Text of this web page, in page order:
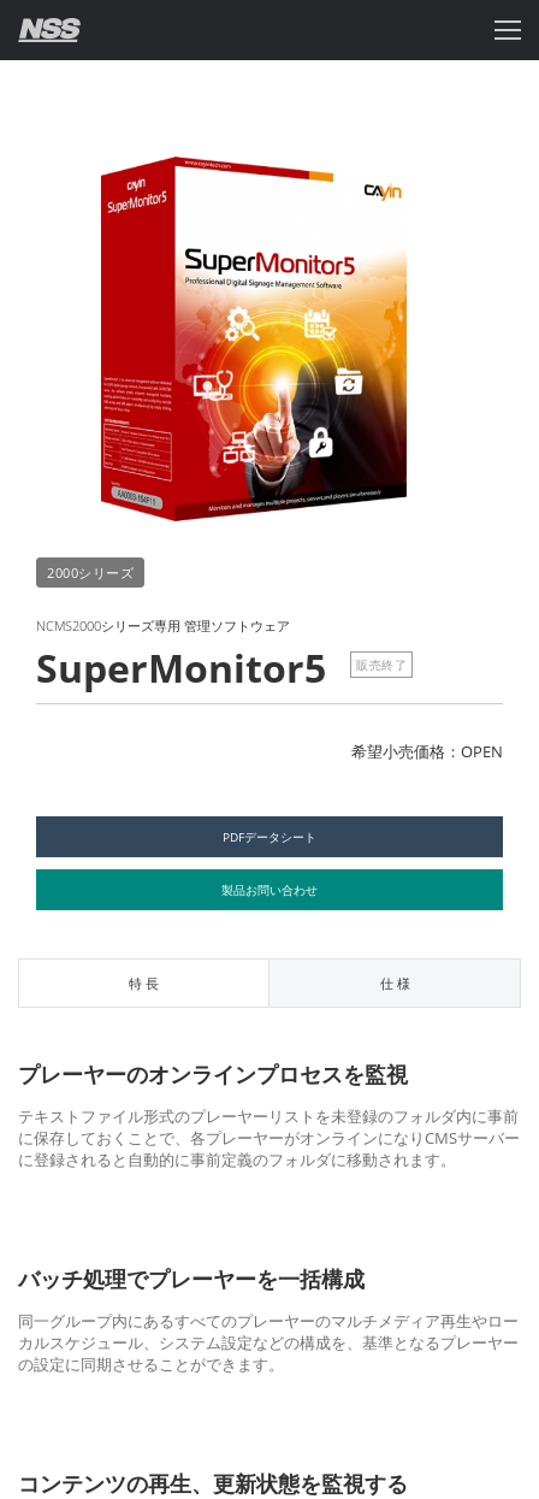
2000シリーズ
NCMS2000シリーズ専用 管理ソフトウェア
SuperMonitor5 販売終了
希望小売価格：OPEN
PDFデータシート
製品お問い合わせ
特 長 仕 様
プレーヤーのオンラインプロセスを監視
テキストファイル形式のプレーヤーリストを未登録のフォルダ内に事前
に保存しておくことで、各プレーヤーがオンラインになりCMSサーバー
に登録されると自動的に事前定義のフォルダに移動されます。
バッチ処理でプレーヤーを一括構成
同一グループ内にあるすべてのプレーヤーのマルチメディア再生やロー
カルスケジュール、システム設定などの構成を、基準となるプレーヤー
の設定に同期させることができます。
コンテンツの再生、更新状態を監視する